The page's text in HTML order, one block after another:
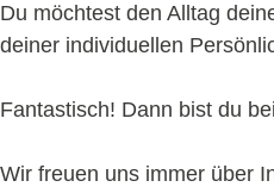
Du möchtest den Alltag
deiner individuellen
Fantastisch! Dann bist du
Wir freuen uns immer über